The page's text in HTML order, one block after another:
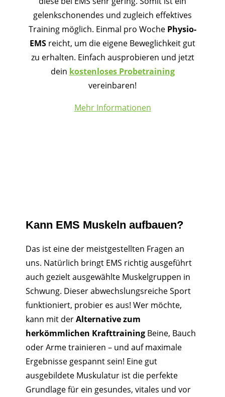
gelenkschonendes und zugleich effektives
Training möglich. Einmal pro Woche Physio-
EMS reicht, um die eigene Beweglichkeit gut
zu erhalten. Einfach ausprobieren und jetzt
dein kostenloses Probetraining
vereinbaren!
Mehr Informationen
Kann EMS Muskeln aufbauen?
Das ist eine der meistgestellten Fragen an
uns. Natürlich bringt EMS richtig ausgeführt
auch gezielt ausgewählte Muskelgruppen in
Schwung. Dieser abwechslungsreiche Sport
funktioniert, probier es aus! Wer möchte,
kann mit derAlternative zum
herkömmlichen Krafttraining Beine, Bauch
oder Arme trainieren – und auf maximale
Ergebnisse gespannt sein! Eine gut
ausgebildete Muskulatur ist die perfekte
Grundlage für ein gesundes, vitales und vor